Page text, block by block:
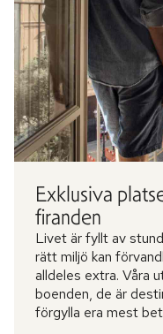
Exklusiva
firanden
Livet är fyllt av
rätt miljö kan
alldeles extra. Våra
boenden, de är
förgylla era mest